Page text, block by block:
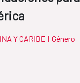
Y CARIBE | Género